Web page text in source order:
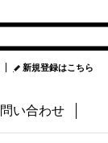
新規登録はこちら
い合わせ